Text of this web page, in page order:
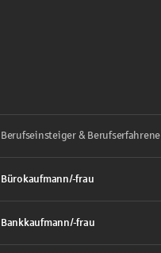
Berufseinsteiger & Berufserfahrene
Bürokaufmann/-frau
Bankkaufmann/-frau